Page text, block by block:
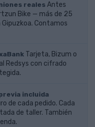
reales Antes
Bike — más de 25
Contamos
Tarjeta, Bizum o
Redsys con cifrado
incluida
de cada pedido. Cada
de taller. También